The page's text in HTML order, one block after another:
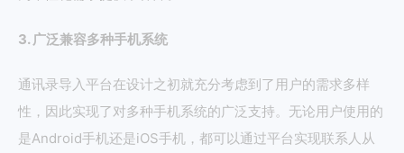
3. 广泛兼容多种手机系统
通讯录导入平台在设计之初就充分考虑到了用户的需求多样
性，因此实现了对多种手机系统的广泛支持。无论用户使用的
是Android手机还是iOS手机，都可以通过平台实现联系人从